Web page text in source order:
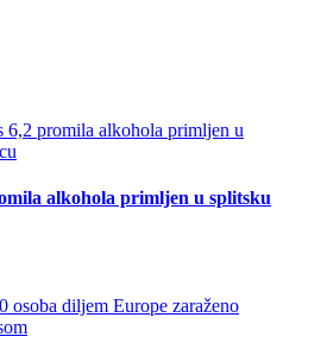
alkohola primljen u splitsku